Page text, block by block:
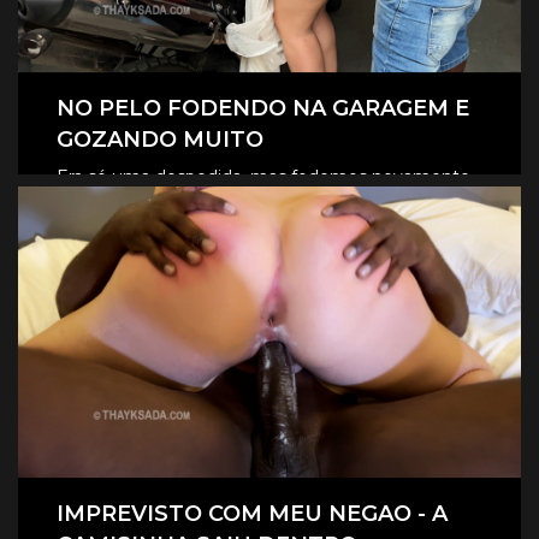
NO PELO FODENDO NA GARAGEM E
GOZANDO MUITO
Era só uma despedida, mas fodemos novamente
na garagem, e claro que foi no pelo, eles
revesaram gozar dentro de mim.
CLIQUE AQUI E ASSISTA
IMPREVISTO COM MEU NEGAO - A